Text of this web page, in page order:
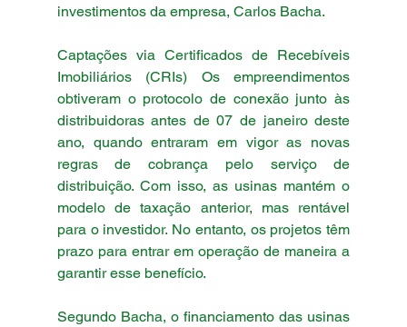
investimentos da empresa, Carlos Bacha.
Captações via Certificados de Recebíveis
Imobiliários (CRIs) Os empreendimentos
obtiveram o protocolo de conexão junto às
distribuidoras antes de 07 de janeiro deste
ano, quando entraram em vigor as novas
regras de cobrança pelo serviço de
distribuição. Com isso, as usinas mantém o
modelo de taxação anterior, mas rentável
para o investidor. No entanto, os projetos têm
prazo para entrar em operação de maneira a
garantir esse benefício.
Segundo Bacha, o financiamento das usinas